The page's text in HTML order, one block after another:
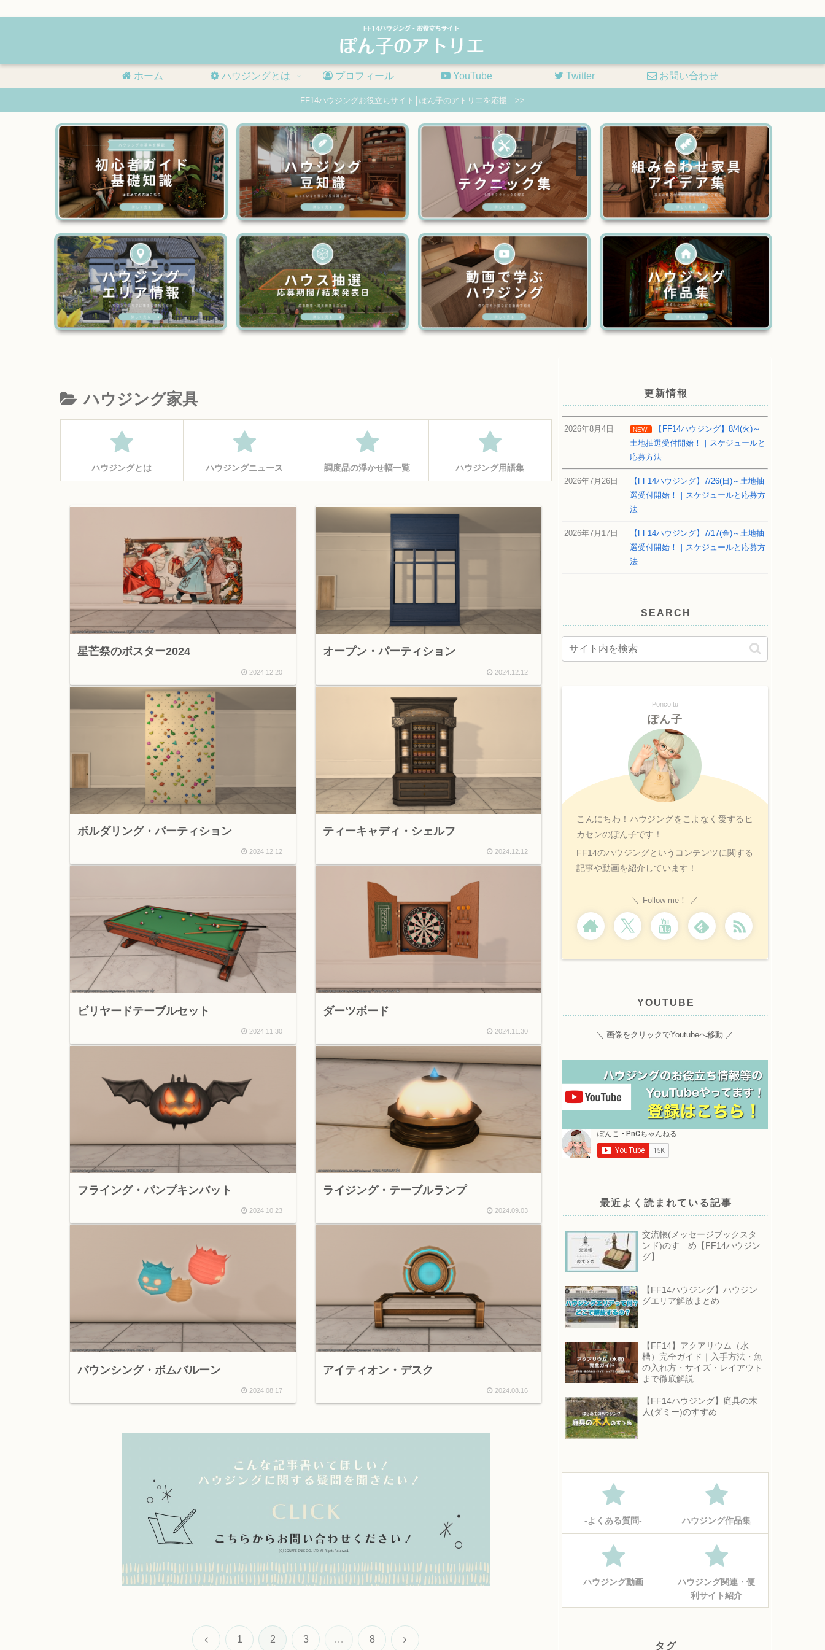
ホーム ハウジングとは プロフィール YouTube Twitter お問い合わせ
FF14ハウジングお役立ちサイト│ぽん子のアトリエを応援 >>
ハウジング家具
ハウジングとは ハウジングニュース 調度品の浮かせ幅一覧 ハウジング用語集
星芒祭のポスター2024
2024.12.20
オープン・パーティション
2024.12.12
ボルダリング・パーティション
2024.12.12
ティーキャディ・シェルフ
2024.12.12
ビリヤードテーブルセット
2024.11.30
ダーツボード
2024.11.30
フライング・パンプキンバット
2024.10.23
ライジング・テーブルランプ
2024.09.03
バウンシング・ボムバルーン
2024.08.17
アイティオン・デスク
2024.08.16
前 1 2 3 … 8 次
更新情報
2026年8月4日 NEW!
【FF14ハウジング】8/4(火)～
土地抽選受付開始！｜スケジュールと
応募方法
2026年7月26日
【FF14ハウジング】7/26(日)～土地抽
選受付開始！｜スケジュールと応募方
法
2026年7月17日
【FF14ハウジング】7/17(金)～土地抽
選受付開始！｜スケジュールと応募方
法
SEARCH
Ponco tu
ぽん子
こんにちわ！ハウジングをこよなく愛するヒ
カセンのぽん子です！
FF14のハウジングというコンテンツに関する
記事や動画を紹介しています！
Follow me！
YOUTUBE
＼ 画像をクリックでYoutubeへ移動 ／
最近よく読まれている記事
交流帳(メッセージブックスタ
ンド)のすゝめ【FF14ハウジン
グ】
【FF14ハウジング】ハウジン
グエリア解放まとめ
【FF14】アクアリウム（水
槽）完全ガイド｜入手方法・魚
の入れ方・サイズ・レイアウト
まで徹底解説
【FF14ハウジング】庭具の木
人(ダミー)のすすめ
‐よくある質問‐ ハウジング作品集
ハウジング動画
ハウジング関連・便
利サイト紹介
タグ